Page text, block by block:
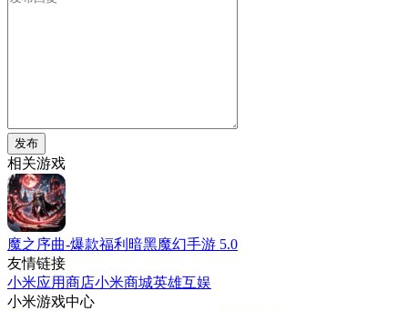
发布
相关游戏
魔之序曲-爆款福利暗黑魔幻手游 5.0
友情链接
小米应用商店小米商城英雄互娱
小米游戏中心